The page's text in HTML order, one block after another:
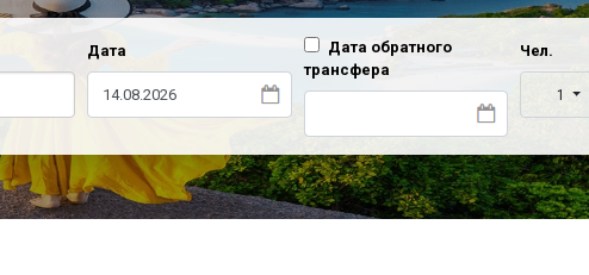
Дата
Дата обратного
трансфера
Чел.
1